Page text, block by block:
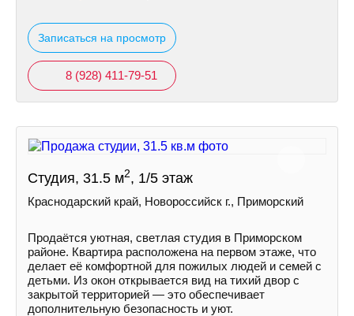
Записаться на просмотр
8 (928) 411-79-51
Студия, 31.5 м2, 1/5 этаж
Краснодарский край, Новороссийск г., Приморский
Продаётся уютная, светлая студия в Приморском
районе. Квартира расположена на первом этаже, что
делает её комфортной для пожилых людей и семей с
детьми. Из окон открывается вид на тихий двор с
закрытой территорией — это обеспечивает
дополнительную безопасность и уют.